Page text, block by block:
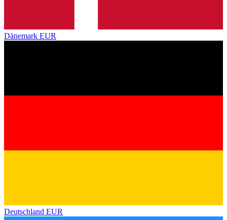
Dänemark EUR
Deutschland EUR